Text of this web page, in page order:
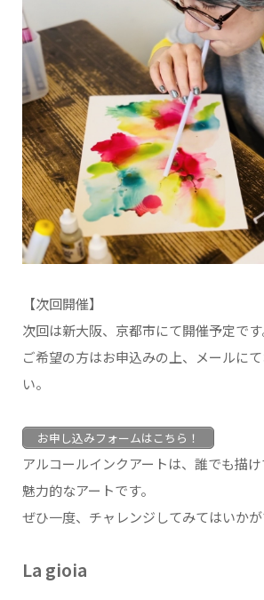
【次回開催】
次回は新大阪、京都市にて開催予定です
ご希望の方はお申込みの上、メールに
い。
お申し込みフォームはこちら！
アルコールインクアートは、誰でも描け
魅力的なアートです。
ぜひ一度、チャレンジしてみてはいか
La gioia